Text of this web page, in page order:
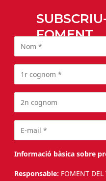
FOMENT
Informació bàsica sobre
Responsable: FOMENT